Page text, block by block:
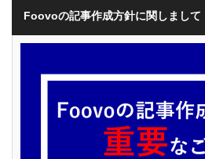
Foovoの記事作成方針に関しまして